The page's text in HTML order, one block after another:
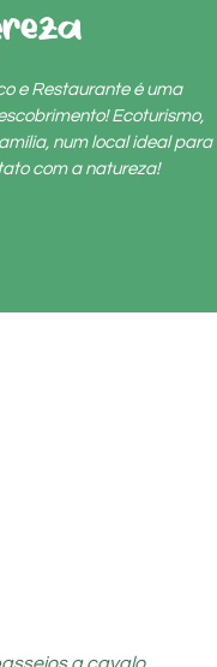
e Restaurante é uma
Ecoturismo,
num local ideal para
com a natureza!